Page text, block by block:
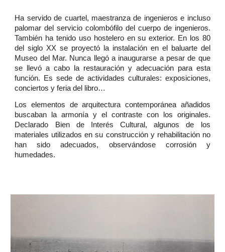
Ha servido de cuartel, maestranza de ingenieros e incluso
palomar del servicio colombófilo del cuerpo de ingenieros.
También ha tenido uso hostelero en su exterior. En los 80
del siglo XX se proyectó la instalación en el baluarte del
Museo del Mar. Nunca llegó a inaugurarse a pesar de que
se llevó a cabo la restauración y adecuación para esta
función. Es sede de actividades culturales: exposiciones,
conciertos y feria del libro…
Los elementos de arquitectura contemporánea añadidos
buscaban la armonía y el contraste con los originales.
Declarado Bien de Interés Cultural, algunos de los
materiales utilizados en su construcción y rehabilitación no
han sido adecuados, observándose corrosión y
humedades.